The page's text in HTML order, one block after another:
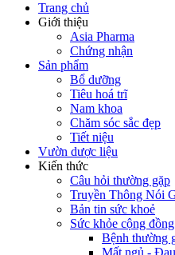
Trang chủ
Giới thiệu
Asia Pharma
Chứng nhận
Sản phẩm
Bổ dưỡng
Tiêu hoá trĩ
Nam khoa
Chăm sóc sắc đẹp
Tiết niệu
Vườn dược liệu
Kiến thức
Câu hỏi thường gặp
Truyền Thông Nói
Bản tin sức khoẻ
Sức khỏe cộng đồng
Bệnh thường
Mất ngủ -